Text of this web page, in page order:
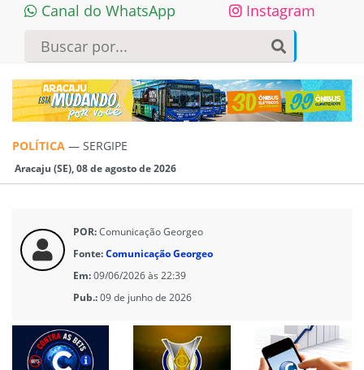
Canal do WhatsApp Instagram
POLÍTICA — SERGIPE
Aracaju (SE), 08 de agosto de 2026
POR:Comunicação Georgeo
Fonte:Comunicação Georgeo
Em:09/06/2026 às 22:39
Pub.:09 de junho de 2026